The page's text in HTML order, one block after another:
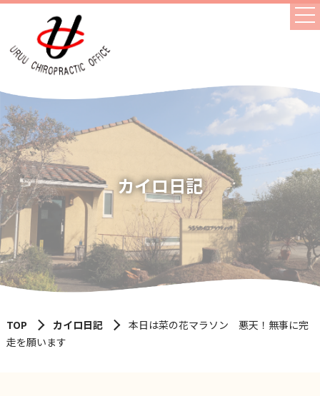
カイロ日記
TOP カイロ日記
本日は菜の花マラソン 悪天！無事に完
走を願います